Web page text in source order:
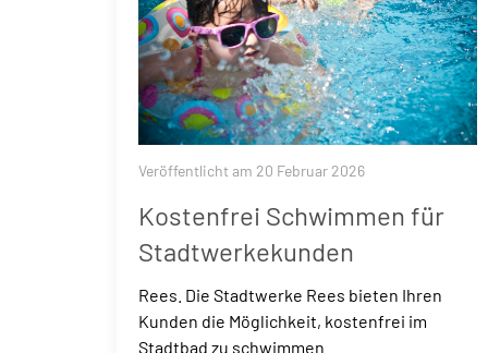
Veröffentlicht am 20 Februar 2026
Kostenfrei Schwimmen für
Stadtwerkekunden
Rees. Die Stadtwerke Rees bieten Ihren
Kunden die Möglichkeit, kostenfrei im
Stadtbad zu schwimmen....